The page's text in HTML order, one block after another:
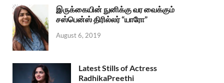
இருக்கையின் நுனிக்கு வர வைக்கும்
சஸ்பென்ஸ் திரில்லர் “யாரோ”
August 6, 2019
Latest Stills of Actress
RadhikaPreethi